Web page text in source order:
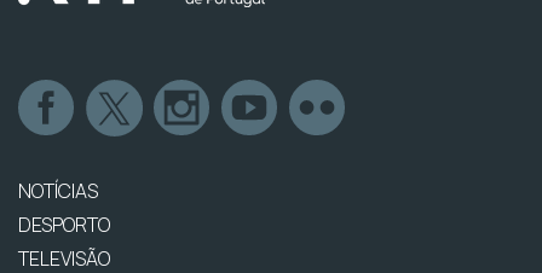
NOTÍCIAS
DESPORTO
TELEVISÃO